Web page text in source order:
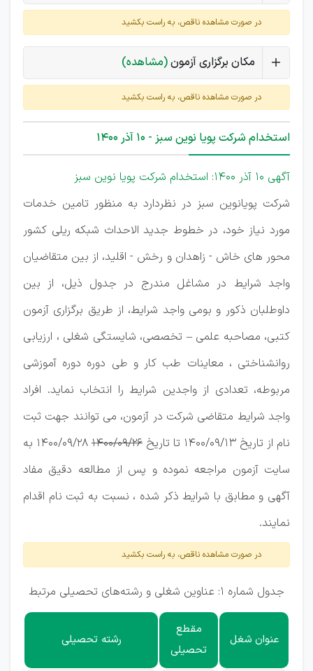
در صورت مشاهده ناقص، به راست بکشید
مکان برگزاری آزمون(مشاهده)
در صورت مشاهده ناقص، به راست بکشید
استخدام شرکت پویا نوین سبز - 10 آذر 1400
آگهی 10 آذر 1400: استخدام شرکت پویا نوین سبز
شرکت پویانوین سبز در نظردارد به منظور تامین خدمات
مورد نیاز خود، در خطوط جدید الاحداث شبکه ریلی کشور
محور های خاش - زاهدان و رخش - اقلید، از بین متقاضیان
واجد شرایط در مشاغل مندرج در جدول ذیل، از بین
داوطلبان ذکور و بومی واجد شرایط، از طریق برگزاری آزمون
کتبی، مصاحبه علمی – تخصصی، شایستگی شغلی ، ارزیابی
روانشناختی ، معاینات طب کار و طی دوره دوره آموزشی
مربوطه، تعدادی از واجدین شرایط را انتخاب نماید. افراد
واجد شرایط متقاضی شرکت در آزمون، می توانند جهت ثبت
نام از تاریخ 1400/09/13 تا تاریخ 1400/09/26
سایت آزمون مراجعه نموده و پس از مطالعه دقیق مفاد
آگهی و مطابق با شرایط ذکر شده ، نسبت به ثبت نام اقدام
نمایند.
در صورت مشاهده ناقص، به راست بکشید
جدول شماره 1: عناوین شغلی و رشته‌های تحصیلی مرتبط
عنوان شغل
مقطع
تحصیلی
رشته تحصیلی